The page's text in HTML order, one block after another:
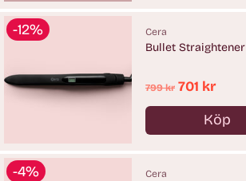
-12% Cera
Bullet Straightener
Ordinarie
pris
799 kr 701 kr
Köp
Antal
-4% Cera